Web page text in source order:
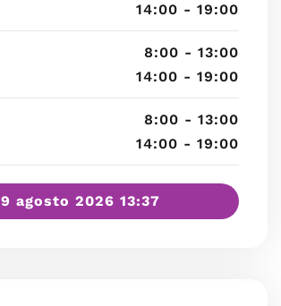
14:00 - 19:00
8:00 - 13:00
14:00 - 19:00
8:00 - 13:00
14:00 - 19:00
9 agosto 2026 13:37